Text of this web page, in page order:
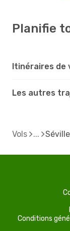
Planifie
Itinéraires de
Les autres
Vols
Conditions